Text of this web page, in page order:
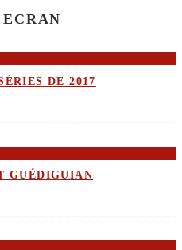
DE 2017
GUÉDIGUIAN